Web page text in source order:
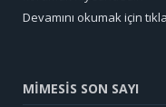
Devamını okumak için
MİMESİS SON SAYI